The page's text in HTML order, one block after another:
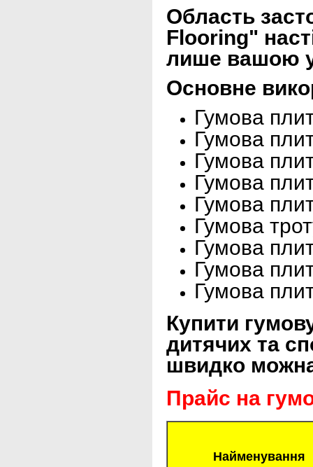
Область
Flooring"
лише вашою
Основне
Гумова
Гумова
Гумова
Гумова
Гумова
Гумова
Гумова
Гумова
Гумова
Купити
дитячих та
швидко
Прайс на
Найменування